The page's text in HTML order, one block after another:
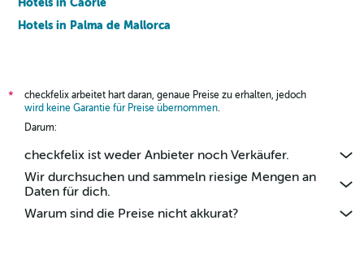
Hotels in Palma de Mallorca
*
checkfelix arbeitet hart daran, genaue Preise zu erhalten, jedoch
wird keine Garantie für Preise übernommen.
Darum:
checkfelix ist weder Anbieter noch Verkäufer.
Wir durchsuchen und sammeln riesige Mengen an
Daten für dich.
Warum sind die Preise nicht akkurat?